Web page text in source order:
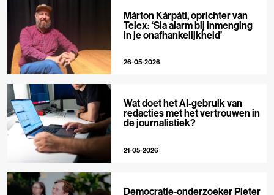
Márton Kárpáti, oprichter van
Telex: ‘Sla alarm bij inmenging
in je onafhankelijkheid’
26-05-2026
Wat doet het AI-gebruik van
redacties met het vertrouwen in
de journalistiek?
21-05-2026
Democratie-onderzoeker Pieter